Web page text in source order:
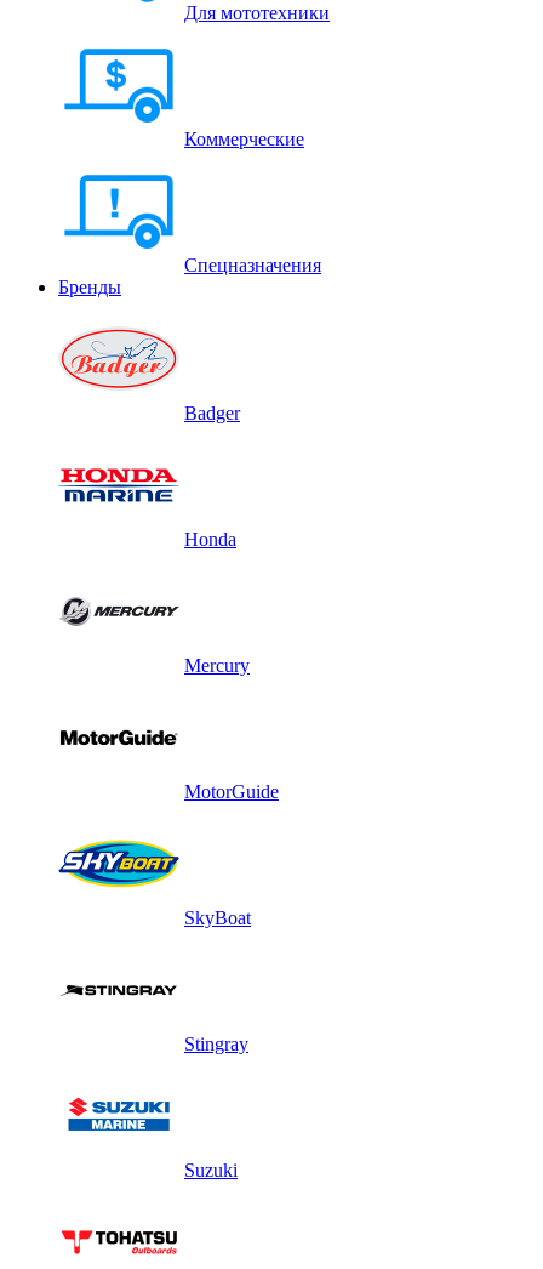
Для мототехники
Коммерческие
Спецназначения
Бренды
Badger
Honda
Mercury
MotorGuide
SkyBoat
Stingray
Suzuki